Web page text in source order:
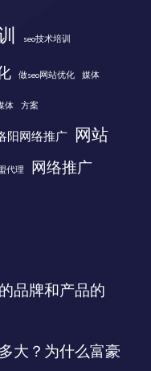
seo技术培训
做seo网站优化 媒体
体 方案
阳网络推广 网站
代理 网络推广
品牌和产品的
大？为什么富豪